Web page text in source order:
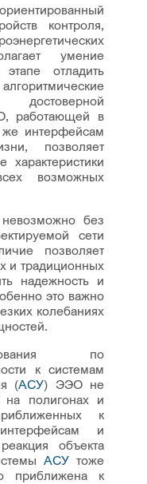
контроля,
умение
отладить
работающей в
интерфейсам
позволяет
характеристики
возможных
без
сети
позволяет
и традиционных
надежность и
это важно
колебаниях
по
к системам
(АСУ) ЭЭО не
полигонах и
к
и
объекта
АСУ тоже
приближена к